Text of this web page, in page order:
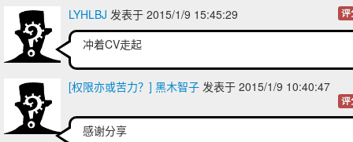
LYHLBJ 发表于 2015/1/9 15:45:29 评
冲着CV走起
[权限亦或苦力？] 黑木智子 发表于 2015/1/9 10:40:47
评
感谢分享